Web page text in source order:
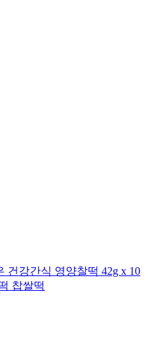
건강간식 영양찰떡 42g x 10
찹쌀떡